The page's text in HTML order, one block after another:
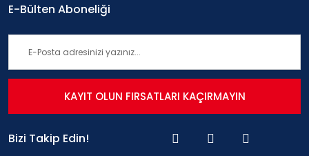
E-Bülten Aboneliği
KAYIT OLUN FIRSATLARI KAÇIRMAYIN
Bizi Takip Edin!